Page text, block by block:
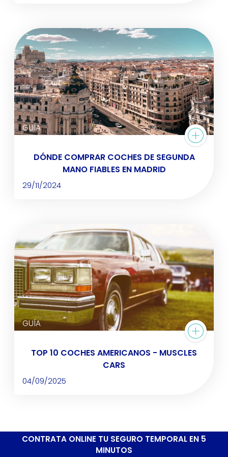
GUÍA
DÓNDE COMPRAR COCHES DE SEGUNDA
MANO FIABLES EN MADRID
29/11/2024
GUÍA
TOP 10 COCHES AMERICANOS - MUSCLES
CARS
04/09/2025
CONTRATA ONLINE TU SEGURO TEMPORAL EN 5
MINUTOS